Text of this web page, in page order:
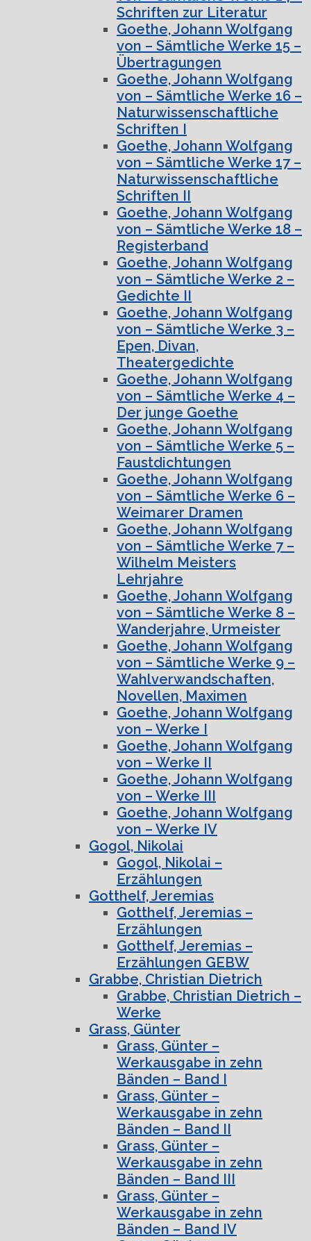
Schriften zur Literatur
Goethe, Johann Wolfgang
von – Sämtliche Werke 15 –
Übertragungen
Goethe, Johann Wolfgang
von – Sämtliche Werke 16 –
Naturwissenschaftliche
Schriften I
Goethe, Johann Wolfgang
von – Sämtliche Werke 17 –
Naturwissenschaftliche
Schriften II
Goethe, Johann Wolfgang
von – Sämtliche Werke 18 –
Registerband
Goethe, Johann Wolfgang
von – Sämtliche Werke 2 –
Gedichte II
Goethe, Johann Wolfgang
von – Sämtliche Werke 3 –
Epen, Divan,
Theatergedichte
Goethe, Johann Wolfgang
von – Sämtliche Werke 4 –
Der junge Goethe
Goethe, Johann Wolfgang
von – Sämtliche Werke 5 –
Faustdichtungen
Goethe, Johann Wolfgang
von – Sämtliche Werke 6 –
Weimarer Dramen
Goethe, Johann Wolfgang
von – Sämtliche Werke 7 –
Wilhelm Meisters
Lehrjahre
Goethe, Johann Wolfgang
von – Sämtliche Werke 8 –
Wanderjahre, Urmeister
Goethe, Johann Wolfgang
von – Sämtliche Werke 9 –
Wahlverwandschaften,
Novellen, Maximen
Goethe, Johann Wolfgang
von – Werke I
Goethe, Johann Wolfgang
von – Werke II
Goethe, Johann Wolfgang
von – Werke III
Goethe, Johann Wolfgang
von – Werke IV
Gogol, Nikolai
Gogol, Nikolai –
Erzählungen
Gotthelf, Jeremias
Gotthelf, Jeremias –
Erzählungen
Gotthelf, Jeremias –
Erzählungen GEBW
Grabbe, Christian Dietrich
Grabbe, Christian Dietrich –
Werke
Grass, Günter
Grass, Günter –
Werkausgabe in zehn
Bänden – Band I
Grass, Günter –
Werkausgabe in zehn
Bänden – Band II
Grass, Günter –
Werkausgabe in zehn
Bänden – Band III
Grass, Günter –
Werkausgabe in zehn
Bänden – Band IV